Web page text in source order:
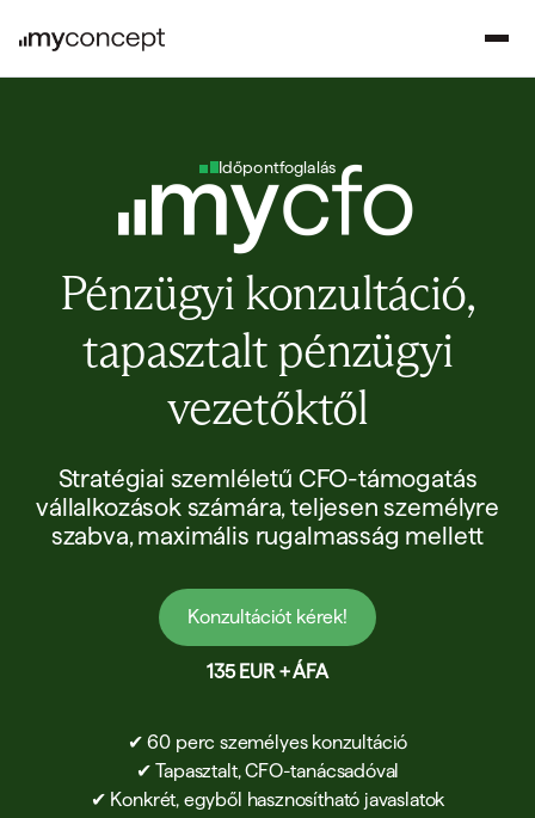
Időpontfoglalás
Pénzügyi konzultáció,
tapasztalt pénzügyi
vezetőktől
Stratégiai szemléletű CFO-támogatás
vállalkozások számára, teljesen személyre
szabva, maximális rugalmasság mellett
Konzultációt kérek!
135 EUR + ÁFA
✔︎ 60 perc személyes konzultáció
✔︎ Tapasztalt, CFO-tanácsadóval
✔︎ Konkrét, egyből hasznosítható javaslatok